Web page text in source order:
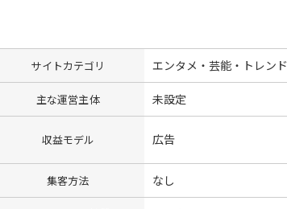
サイトカテゴリ エンタメ・芸能・トレンド
主な運営主体 未設定
収益モデル 広告
集客方法 なし